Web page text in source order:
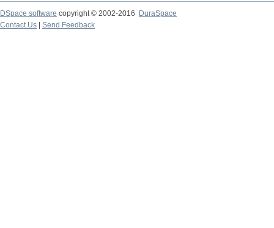
DSpace software copyright © 2002-2016
DuraSpace
Contact Us
Send Feedback